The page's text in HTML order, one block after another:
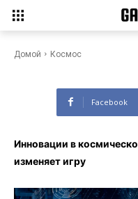
Домой Космос
отрасли: как
Facebook
Инновации в
изменяет игру